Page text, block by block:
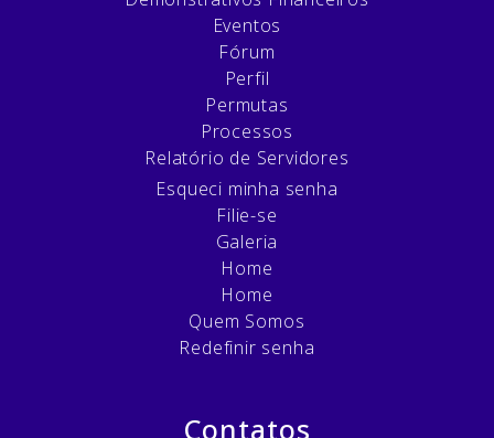
Eventos
Fórum
Perfil
Permutas
Processos
Relatório de Servidores
Esqueci minha senha
Filie-se
Galeria
Home
Home
Quem Somos
Redefinir senha
Contatos